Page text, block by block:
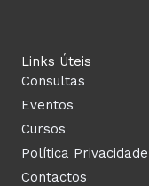
Links Úteis
Consultas
Eventos
Cursos
Política Privacidade
Contactos